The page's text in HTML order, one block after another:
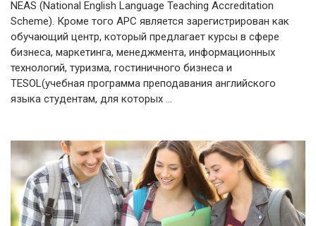
NEAS (National English Language Teaching Accreditation
Scheme). Кроме того APC является зарегистрирован как
обучающий центр, который предлагает курсы в сфере
бизнеса, маркетинга, менеджмента, информационных
технологий, туризма, гостиничного бизнеса и
TESOL(учебная программа преподавания английского
языка студентам, для которых …